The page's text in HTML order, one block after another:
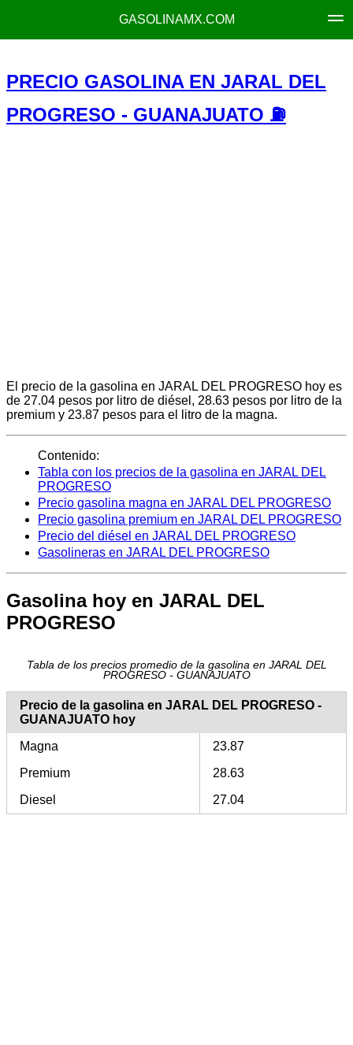
GASOLINAMX.COM
PRECIO GASOLINA EN JARAL DEL
PROGRESO - GUANAJUATO ⛽
El precio de la gasolina en JARAL DEL PROGRESO hoy es
de 27.04 pesos por litro de diésel, 28.63 pesos por litro de la
premium y 23.87 pesos para el litro de la magna.
Contenido:
Tabla con los precios de la gasolina en JARAL DEL
PROGRESO
Precio gasolina magna en JARAL DEL PROGRESO
Precio gasolina premium en JARAL DEL PROGRESO
Precio del diésel en JARAL DEL PROGRESO
Gasolineras en JARAL DEL PROGRESO
Gasolina hoy en JARAL DEL
PROGRESO
Tabla de los precios promedio de la gasolina en JARAL DEL
PROGRESO - GUANAJUATO
Precio de la gasolina en JARAL DEL PROGRESO -
GUANAJUATO hoy
Magna
23.87
Premium
28.63
Diesel
27.04